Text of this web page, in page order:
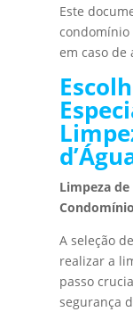
Este
condomínio
em caso de
Limpeza de
A seleção
realizar a
passo
segurança